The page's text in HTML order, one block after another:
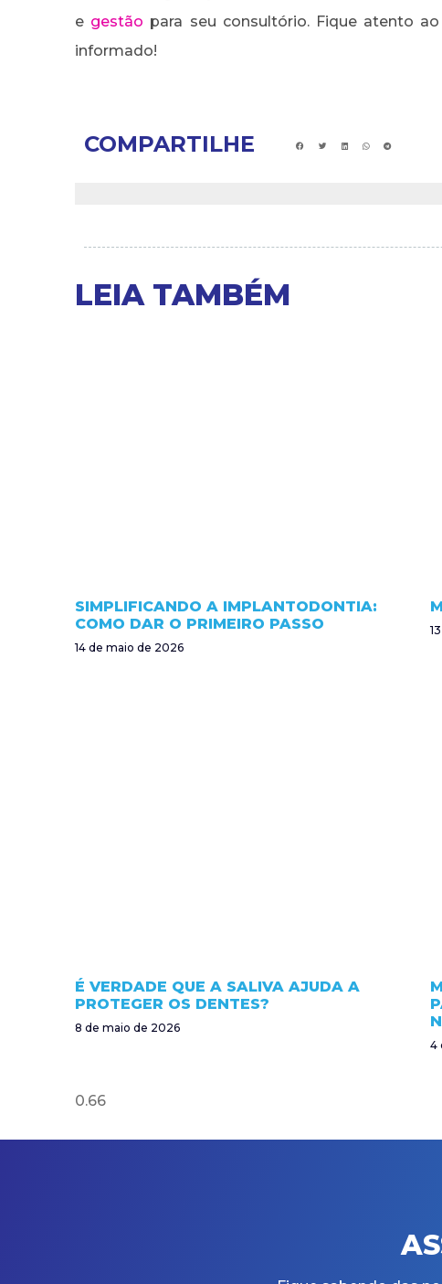
e gestão para seu consultório. Fique atento
informado!
COMPARTILHE
LEIA TAMBÉM
SIMPLIFICANDO A IMPLANTODONTIA:
COMO DAR O PRIMEIRO PASSO
14 de maio de 2026
É VERDADE QUE A SALIVA AJUDA A
PROTEGER OS DENTES?
8 de maio de 2026
4